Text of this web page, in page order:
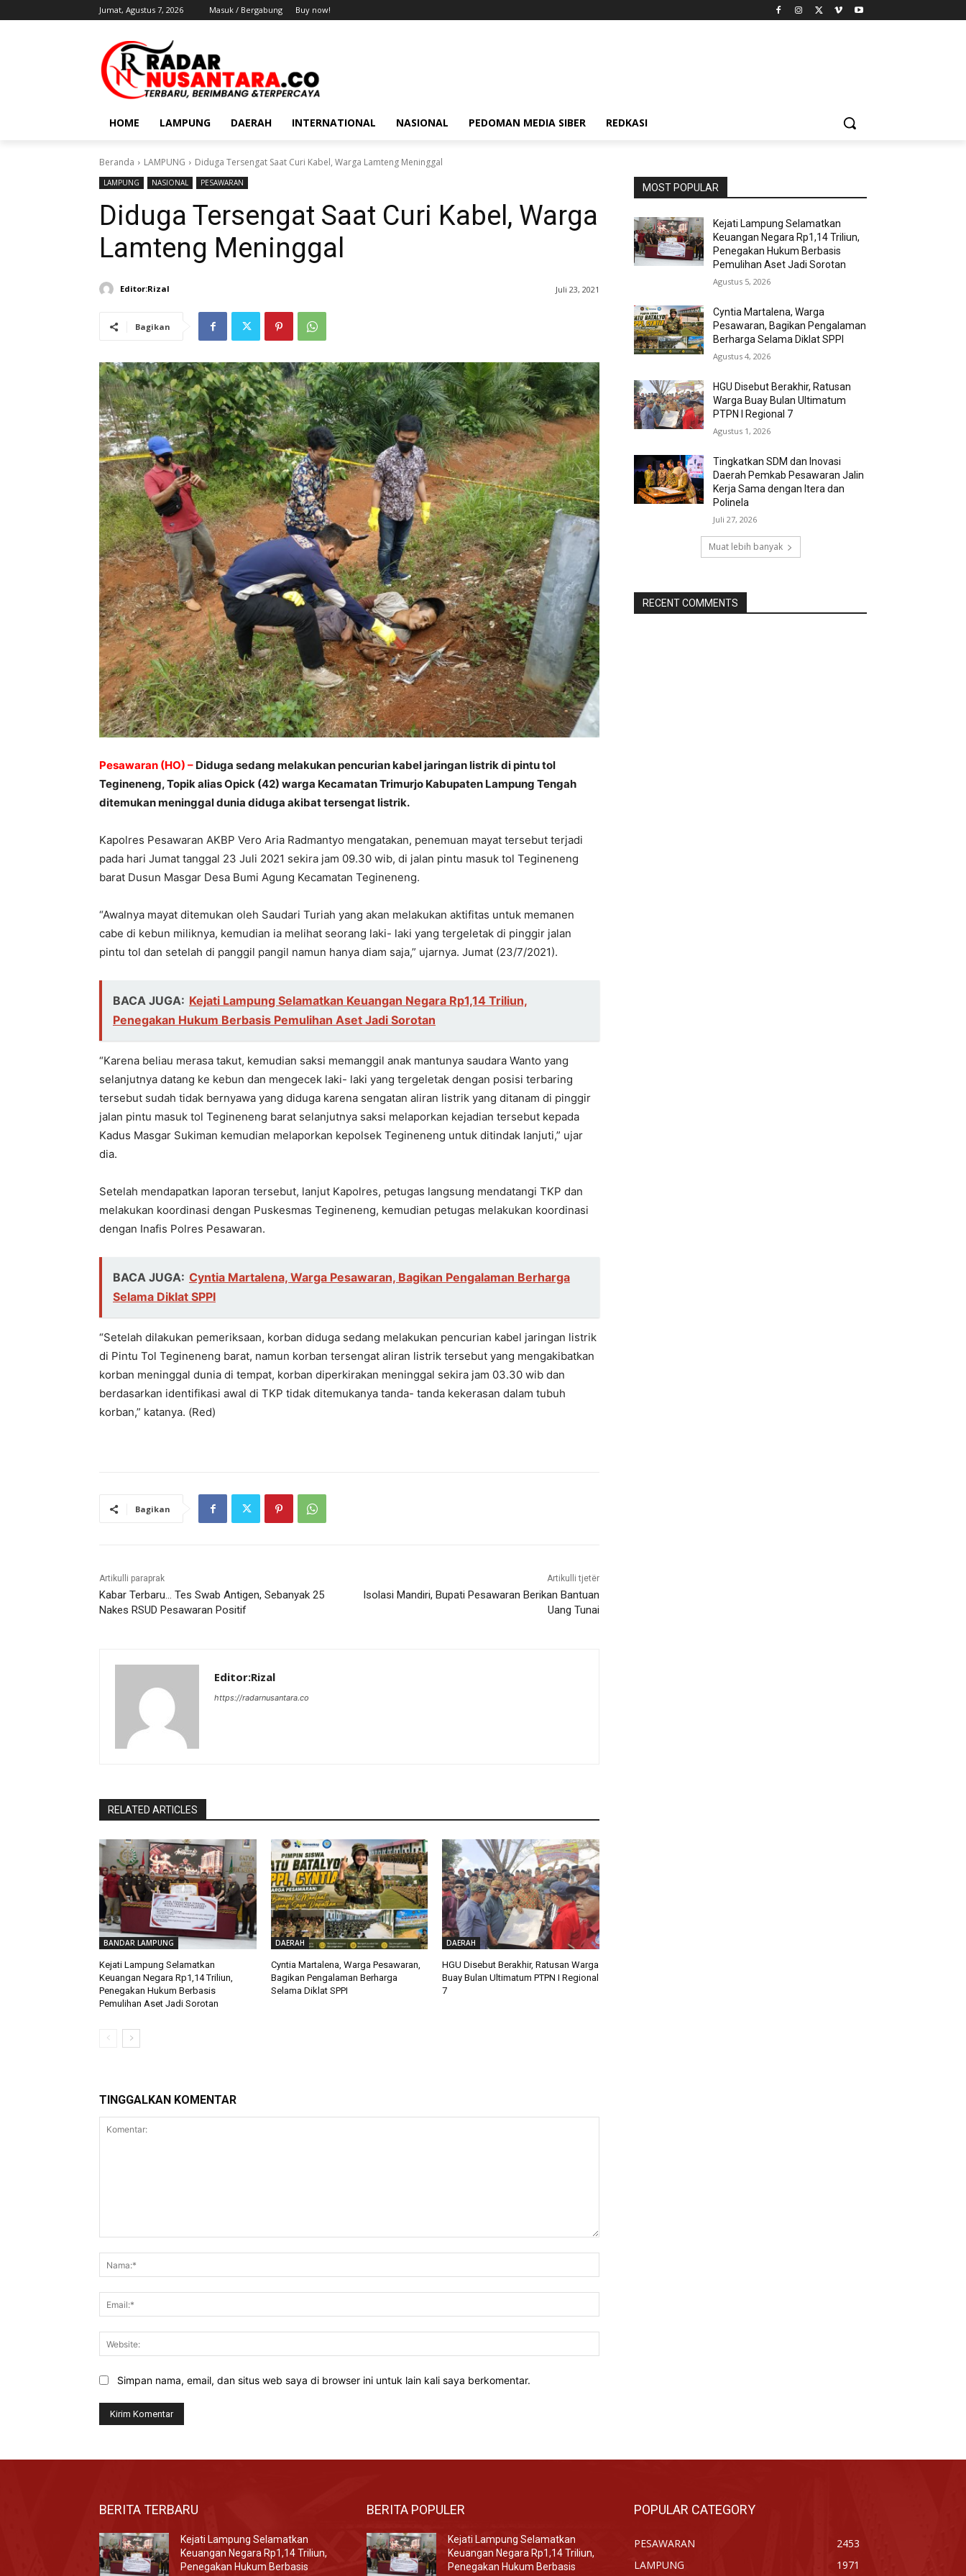
Jumat, Agustus 7, 2026 Masuk / Bergabung Buy now!
HOME LAMPUNG DAERAH INTERNATIONAL NASIONAL PEDOMAN MEDIA SIBER REDKASI
Beranda LAMPUNG Diduga Tersengat Saat Curi Kabel, Warga Lamteng Meninggal
LAMPUNG NASIONAL PESAWARAN
Diduga Tersengat Saat Curi Kabel, Warga
Lamteng Meninggal
Editor:Rizal Juli 23, 2021
Bagikan
Pesawaran (HO) – Diduga sedang melakukan pencurian kabel jaringan listrik di pintu tol
Tegineneng, Topik alias Opick (42) warga Kecamatan Trimurjo Kabupaten Lampung Tengah
ditemukan meninggal dunia diduga akibat tersengat listrik.
Kapolres Pesawaran AKBP Vero Aria Radmantyo mengatakan, penemuan mayat tersebut terjadi
pada hari Jumat tanggal 23 Juli 2021 sekira jam 09.30 wib, di jalan pintu masuk tol Tegineneng
barat Dusun Masgar Desa Bumi Agung Kecamatan Tegineneng.
“Awalnya mayat ditemukan oleh Saudari Turiah yang akan melakukan aktifitas untuk memanen
cabe di kebun miliknya, kemudian ia melihat seorang laki- laki yang tergeletak di pinggir jalan
pintu tol dan setelah di panggil pangil namun hanya diam saja,” ujarnya. Jumat (23/7/2021).
BACA JUGA: Kejati Lampung Selamatkan Keuangan Negara Rp1,14 Triliun,
Penegakan Hukum Berbasis Pemulihan Aset Jadi Sorotan
“Karena beliau merasa takut, kemudian saksi memanggil anak mantunya saudara Wanto yang
selanjutnya datang ke kebun dan mengecek laki- laki yang tergeletak dengan posisi terbaring
tersebut sudah tidak bernyawa yang diduga karena sengatan aliran listrik yang ditanam di pinggir
jalan pintu masuk tol Tegineneng barat selanjutnya saksi melaporkan kejadian tersebut kepada
Kadus Masgar Sukiman kemudian melaporkan kepolsek Tegineneng untuk ditindak lanjuti,” ujar
dia.
Setelah mendapatkan laporan tersebut, lanjut Kapolres, petugas langsung mendatangi TKP dan
melakukan koordinasi dengan Puskesmas Tegineneng, kemudian petugas melakukan koordinasi
dengan Inafis Polres Pesawaran.
BACA JUGA: Cyntia Martalena, Warga Pesawaran, Bagikan Pengalaman Berharga
Selama Diklat SPPI
“Setelah dilakukan pemeriksaan, korban diduga sedang melakukan pencurian kabel jaringan listrik
di Pintu Tol Tegineneng barat, namun korban tersengat aliran listrik tersebut yang mengakibatkan
korban meninggal dunia di tempat, korban diperkirakan meninggal sekira jam 03.30 wib dan
berdasarkan identifikasi awal di TKP tidak ditemukanya tanda- tanda kekerasan dalam tubuh
korban,” katanya. (Red)
Bagikan
Artikulli paraprak
Kabar Terbaru… Tes Swab Antigen, Sebanyak 25
Nakes RSUD Pesawaran Positif
Artikulli tjetër
Isolasi Mandiri, Bupati Pesawaran Berikan Bantuan
Uang Tunai
Editor:Rizal
https://radarnusantara.co
RELATED ARTICLES
BANDAR LAMPUNG
Kejati Lampung Selamatkan
Keuangan Negara Rp1,14 Triliun,
Penegakan Hukum Berbasis
Pemulihan Aset Jadi Sorotan
DAERAH
Cyntia Martalena, Warga Pesawaran,
Bagikan Pengalaman Berharga
Selama Diklat SPPI
DAERAH
HGU Disebut Berakhir, Ratusan Warga
Buay Bulan Ultimatum PTPN I Regional
7
TINGGALKAN KOMENTAR
Simpan nama, email, dan situs web saya di browser ini untuk lain kali saya berkomentar.
MOST POPULAR
Kejati Lampung Selamatkan
Keuangan Negara Rp1,14 Triliun,
Penegakan Hukum Berbasis
Pemulihan Aset Jadi Sorotan
Agustus 5, 2026
Cyntia Martalena, Warga
Pesawaran, Bagikan Pengalaman
Berharga Selama Diklat SPPI
Agustus 4, 2026
HGU Disebut Berakhir, Ratusan
Warga Buay Bulan Ultimatum
PTPN I Regional 7
Agustus 1, 2026
Tingkatkan SDM dan Inovasi
Daerah Pemkab Pesawaran Jalin
Kerja Sama dengan Itera dan
Polinela
Juli 27, 2026
Muat lebih banyak
RECENT COMMENTS
BERITA TERBARU
Kejati Lampung Selamatkan
Keuangan Negara Rp1,14 Triliun,
Penegakan Hukum Berbasis
BERITA POPULER
Kejati Lampung Selamatkan
Keuangan Negara Rp1,14 Triliun,
Penegakan Hukum Berbasis
POPULAR CATEGORY
PESAWARAN
2453
LAMPUNG
1971